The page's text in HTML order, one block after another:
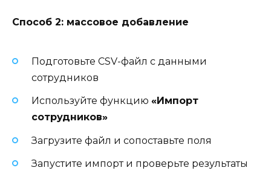
Способ 2: массовое добавление
Подготовьте CSV-файл с данными
сотрудников
Используйте функцию «Импорт
сотрудников»
Загрузите файл и сопоставьте поля
Запустите импорт и проверьте результаты